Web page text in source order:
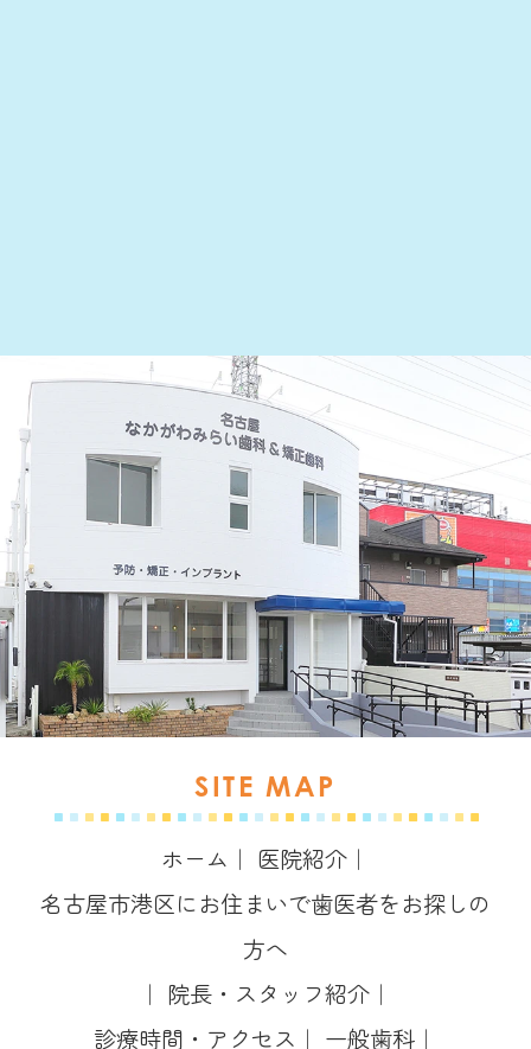
SITE MAP
ホーム ｜ 医院紹介 ｜
名古屋市港区にお住まいで歯医者をお探しの
方へ
｜ 院長・スタッフ紹介 ｜
診療時間・アクセス ｜ 一般歯科 ｜